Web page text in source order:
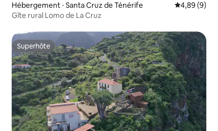
Hébergement ⋅ Santa Cruz de Ténérife Évaluation
4,89 (9)
Gîte rural Lomo de La Cruz
Superhôte
Superhôte